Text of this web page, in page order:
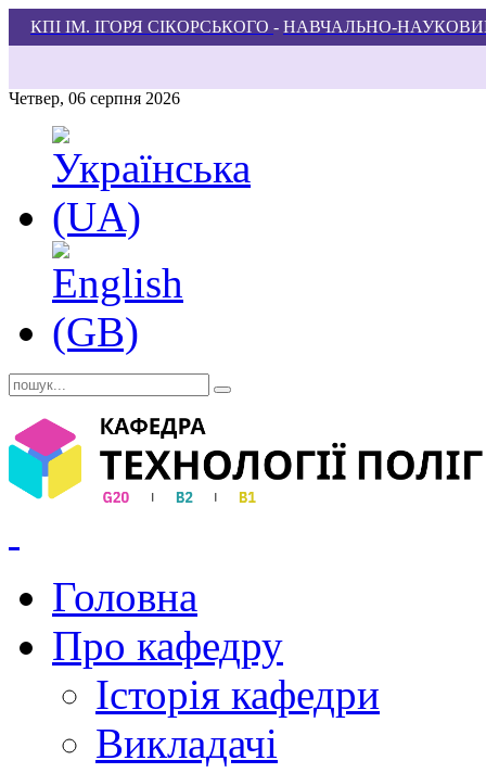
КПІ ІМ. ІГОРЯ СІКОРСЬКОГО - НАВЧАЛЬНО-
Четвер, 06 серпня 2026
Головна
Про кафедру
Історія кафедри
Викладачі